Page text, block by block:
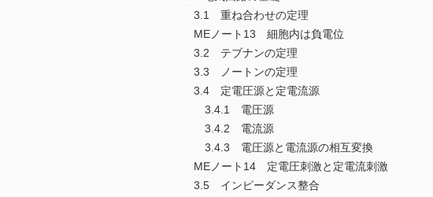
3.1 重ね合わせの定理
MEノート13 細胞内は負電位
3.2 テブナンの定理
3.3 ノートンの定理
3.4 定電圧源と定電流源
3.4.1 電圧源
3.4.2 電流源
3.4.3 電圧源と電流源の相互変換
MEノート14 定電圧刺激と定電流刺激
3.5 インピーダンス整合